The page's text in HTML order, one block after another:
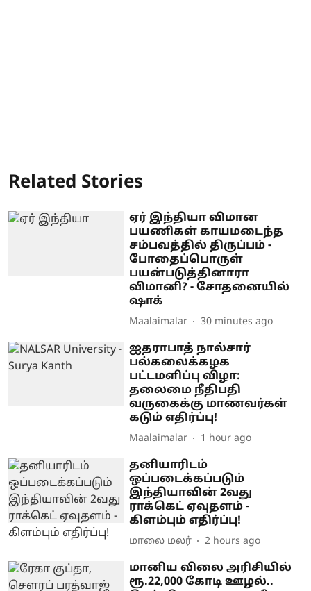
Related Stories
ஏர் இந்தியா விமான
பயணிகள் காயமடைந்த
சம்பவத்தில் திருப்பம் -
போதைப்பொருள்
பயன்படுத்தினாரா
விமானி? - சோதனையில்
ஷாக்
Maalaimalar 30 minutes ago
ஐதராபாத் நால்சார்
பல்கலைக்கழக
பட்டமளிப்பு விழா:
தலைமை நீதிபதி
வருகைக்கு மாணவர்கள்
கடும் எதிர்ப்பு!
Maalaimalar 1 hour ago
தனியாரிடம்
ஒப்படைக்கப்படும்
இந்தியாவின் 2வது
ராக்கெட் ஏவுதளம் -
கிளம்பும் எதிர்ப்பு!
மாலை மலர் 2 hours ago
மானிய விலை அரிசியில்
ரூ.22,000 கோடி ஊழல்..